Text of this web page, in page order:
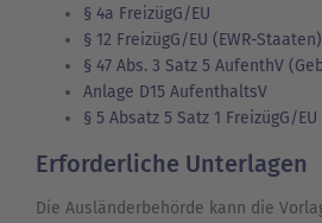
§ 4a FreizügG/EU
§ 12 FreizügG/EU (EWR-Staaten)
§ 47 Abs. 3 Satz 5 AufenthV
Anlage D15 AufenthaltsV
§ 5 Absatz 5 Satz 1 FreizügG/EU
Erforderliche Unterlagen
Die Ausländerbehörde kann die